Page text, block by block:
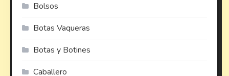
Bolsos
Botas Vaqueras
Botas y Botines
Caballero